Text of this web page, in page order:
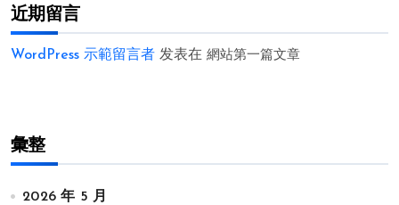
近期留言
WordPress 示範留言者 发表在 網站第一篇文章
彙整
2026 年 5 月